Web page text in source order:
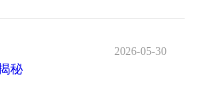
秘
2026-05-30